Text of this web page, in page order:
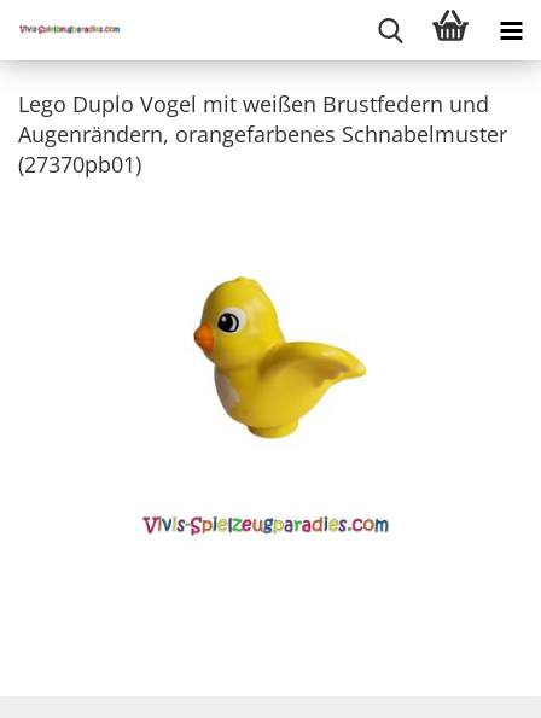
Lego Duplo Vogel mit weißen Brustfedern und
Augenrändern, orangefarbenes Schnabelmuster
(27370pb01)